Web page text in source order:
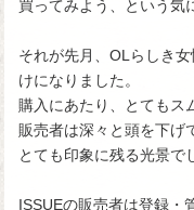
買ってみよう、という気
それが先月、OLらしき
けになりました。
購入にあたり、とてもス
販売者は深々と頭を下げ
とても印象に残る光景で
ISSUEの販売者は登録・